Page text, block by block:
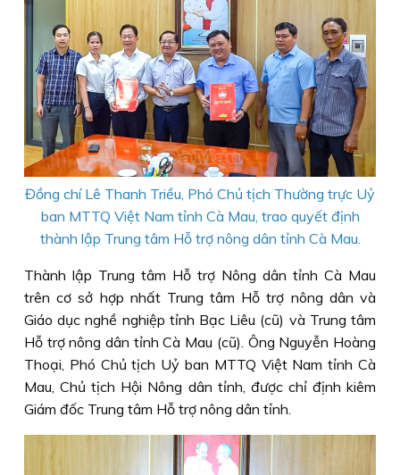
Đồng chí Lê Thanh Triều, Phó Chủ tịch Thường trực Uỷ
ban MTTQ Việt Nam tỉnh Cà Mau, trao quyết định
thành lập Trung tâm Hỗ trợ nông dân tỉnh Cà Mau.
Thành lập Trung tâm Hỗ trợ Nông dân tỉnh Cà Mau
trên cơ sở hợp nhất Trung tâm Hỗ trợ nông dân và
Giáo dục nghề nghiệp tỉnh Bạc Liêu (cũ) và Trung tâm
Hỗ trợ nông dân tỉnh Cà Mau (cũ). Ông Nguyễn Hoàng
Thoại, Phó Chủ tịch Uỷ ban MTTQ Việt Nam tỉnh Cà
Mau, Chủ tịch Hội Nông dân tỉnh, được chỉ định kiêm
Giám đốc Trung tâm Hỗ trợ nông dân tỉnh.